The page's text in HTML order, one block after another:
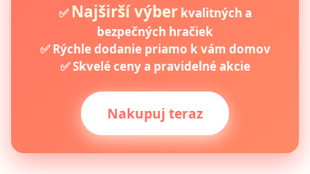
✅ Najširší výberkvalitných a
bezpečných hračiek
✅ Rýchle dodanie priamo k vám domov
✅ Skvelé ceny a pravidelné akcie
Nakupuj teraz